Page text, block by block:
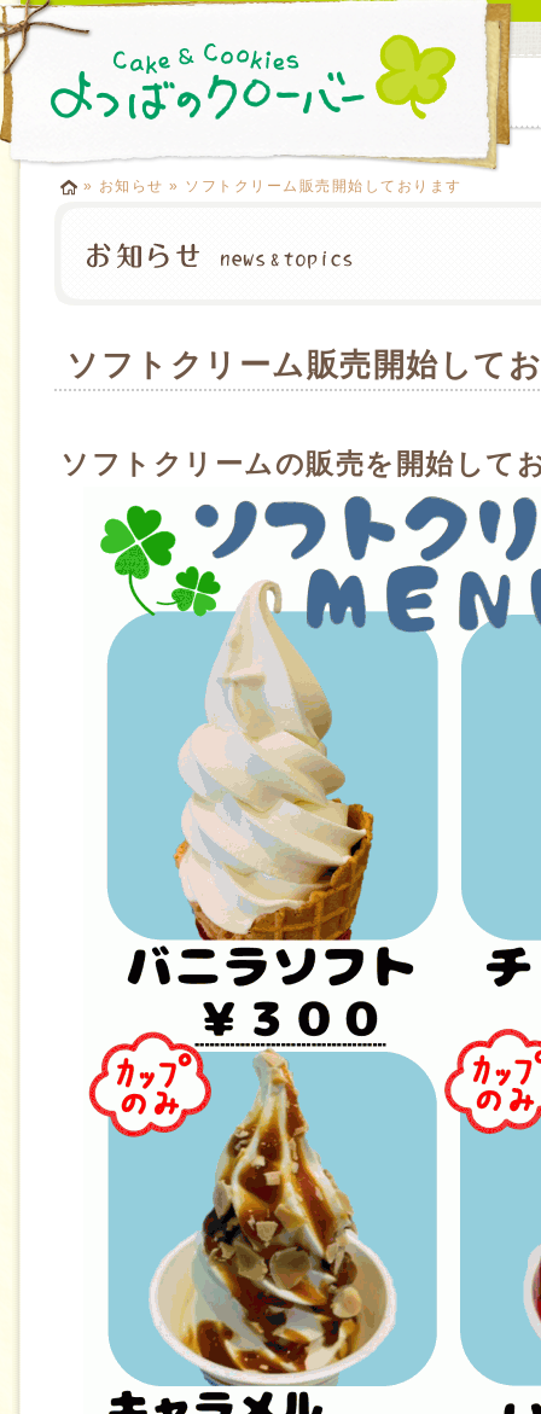
» お知らせ » ソフトクリーム販売開始しております
ソフトクリーム販売開始して
ソフトクリームの販売を開始して